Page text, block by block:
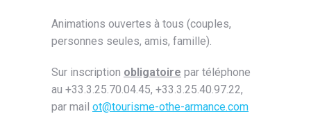
Animations ouvertes à tous (couples,
personnes seules, amis, famille).
Sur inscription obligatoire par téléphone
au +33.3.25.70.04.45, +33.3.25.40.97.22,
par mail ot@tourisme-othe-armance.com